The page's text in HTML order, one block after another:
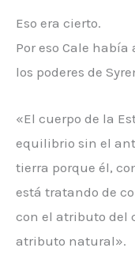
Eso era cierto.
Por eso Cale
los poderes de
«El cuerpo de la
equilibrio sin el
tierra porque él,
está tratando de
con el atributo del
atributo natural».